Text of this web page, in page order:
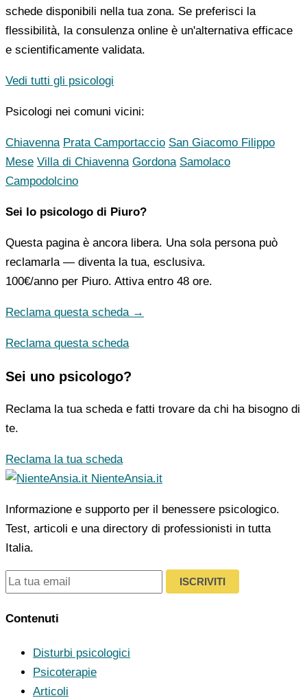
schede disponibili nella tua zona. Se preferisci la
flessibilità, la consulenza online è un'alternativa efficace
e scientificamente validata.
Vedi tutti gli psicologi
Psicologi nei comuni vicini:
Chiavenna Prata Camportaccio San Giacomo Filippo
Mese Villa di Chiavenna Gordona Samolaco
Campodolcino
Sei lo psicologo di Piuro?
Questa pagina è ancora libera. Una sola persona può
reclamarla — diventa la tua, esclusiva.
100€/anno per Piuro. Attiva entro 48 ore.
Reclama questa scheda →
Reclama questa scheda
Sei uno psicologo?
Reclama la tua scheda e fatti trovare da chi ha bisogno di
te.
Reclama la tua scheda
NienteAnsia.it
Informazione e supporto per il benessere psicologico.
Test, articoli e una directory di professionisti in tutta
Italia.
ISCRIVITI
Contenuti
Disturbi psicologici
Psicoterapie
Articoli